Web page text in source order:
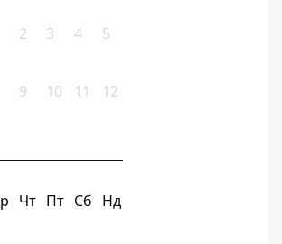
2 3 4 5
9 10 11 12
Чт Пт Сб Нд